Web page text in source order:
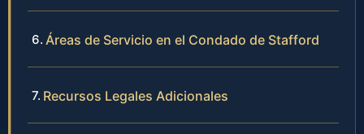
Áreas de Servicio en el Condado de Stafford
Recursos Legales Adicionales